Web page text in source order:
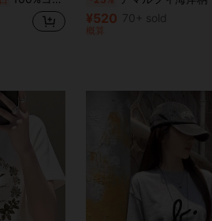
¥520 70+ sold
概算